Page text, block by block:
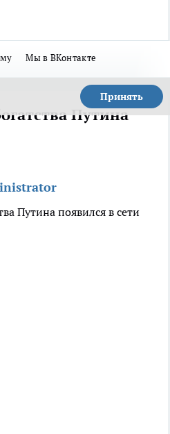
Мы в ВКонтакте
Принять
Путина